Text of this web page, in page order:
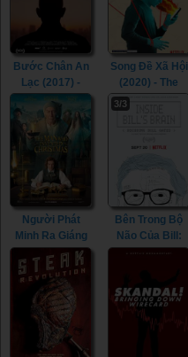
Isabella Nardoni
Case (2023)
Bước Chân An
Lạc (2017) -
Walk With Me
(2017)
Song Đề Xã Hội
(2020) - The
Social Dilemma
Người Phát
Minh Ra Giáng
Sinh (2017) -
The Man Who
Invented
Christmas
(2017)
3/3
Bên Trong Bộ
Não Của Bill:
Giải Mã Bill
Brain: Decoding
Bill Gates
(2019)